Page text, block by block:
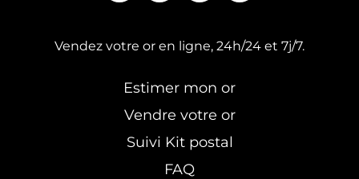
Vendez votre or en ligne, 24h/24 et 7j/7.
Estimer mon or
Vendre votre or
Suivi Kit postal
FAQ